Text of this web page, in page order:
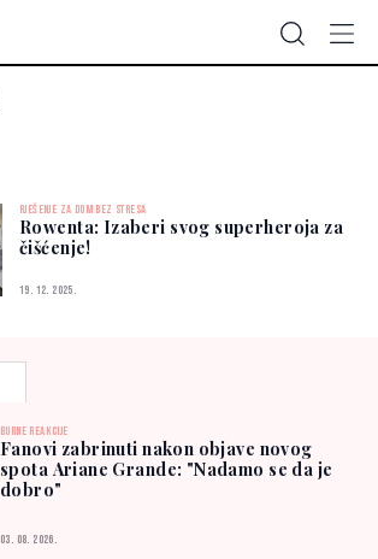
RJEŠENJE ZA DOM BEZ STRESA
Rowenta: Izaberi svog superheroja za
čišćenje!
19. 12. 2025.
BURNE REAKCIJE
Fanovi zabrinuti nakon objave novog
spota Ariane Grande: "Nadamo se da je
dobro"
03. 08. 2026.